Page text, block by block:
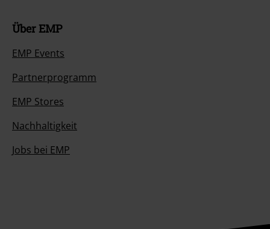
Über EMP
EMP Events
Partnerprogramm
EMP Stores
Nachhaltigkeit
Jobs bei EMP